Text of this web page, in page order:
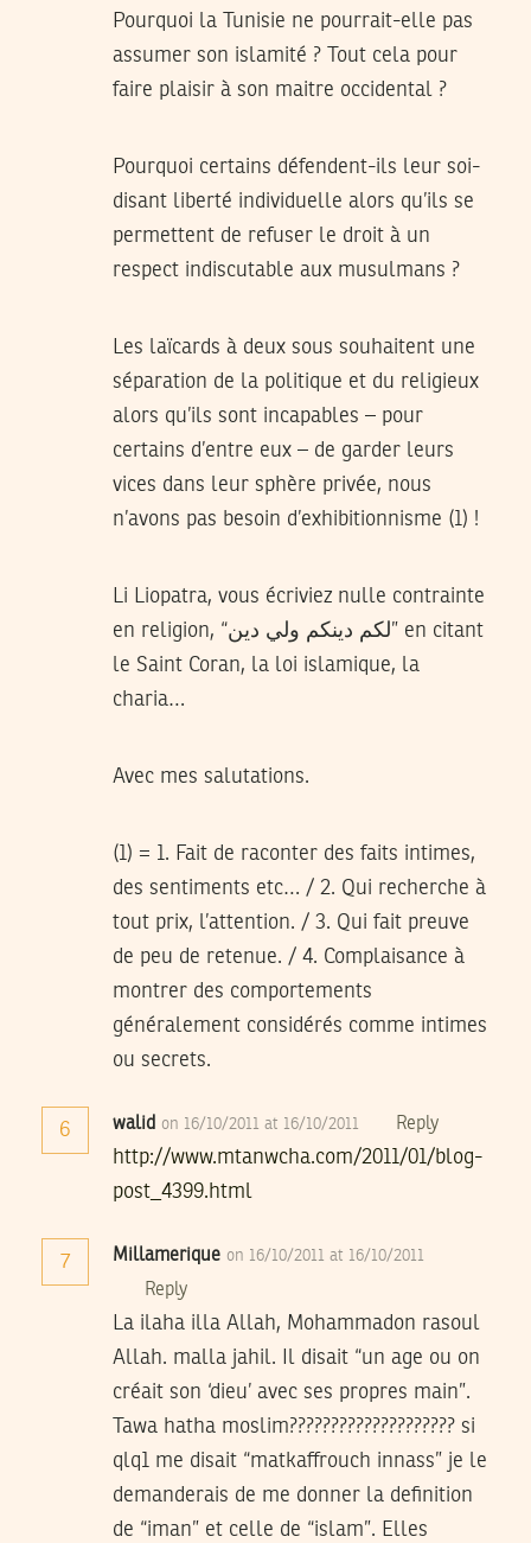
Pourquoi la Tunisie ne pourrait-elle pas
assumer son islamité ? Tout cela pour
faire plaisir à son maitre occidental ?
Pourquoi certains défendent-ils leur soi-
disant liberté individuelle alors qu’ils se
permettent de refuser le droit à un
respect indiscutable aux musulmans ?
Les laïcards à deux sous souhaitent une
séparation de la politique et du religieux
alors qu’ils sont incapables – pour
certains d’entre eux – de garder leurs
vices dans leur sphère privée, nous
n’avons pas besoin d’exhibitionnisme (1) !
Li Liopatra, vous écriviez nulle contrainte
en religion, “لكم دينكم ولي دين” en citant
le Saint Coran, la loi islamique, la
charia…
Avec mes salutations.
(1) = 1. Fait de raconter des faits intimes,
des sentiments etc… / 2. Qui recherche à
tout prix, l’attention. / 3. Qui fait preuve
de peu de retenue. / 4. Complaisance à
montrer des comportements
généralement considérés comme intimes
ou secrets.
6 walid on 16/10/2011 at 16/10/2011 Reply
http://www.mtanwcha.com/2011/01/blog-
post_4399.html
7 Millamerique on 16/10/2011 at 16/10/2011
Reply
La ilaha illa Allah, Mohammadon rasoul
Allah. malla jahil. Il disait “un age ou on
créait son ‘dieu’ avec ses propres main”.
Tawa hatha moslim???????????????????? si
qlq1 me disait “matkaffrouch innass” je le
demanderais de me donner la definition
de “iman” et celle de “islam”. Elles